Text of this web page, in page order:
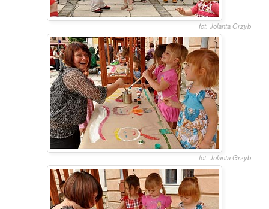
fot. Jolanta Grzyb
fot. Jolanta Grzyb